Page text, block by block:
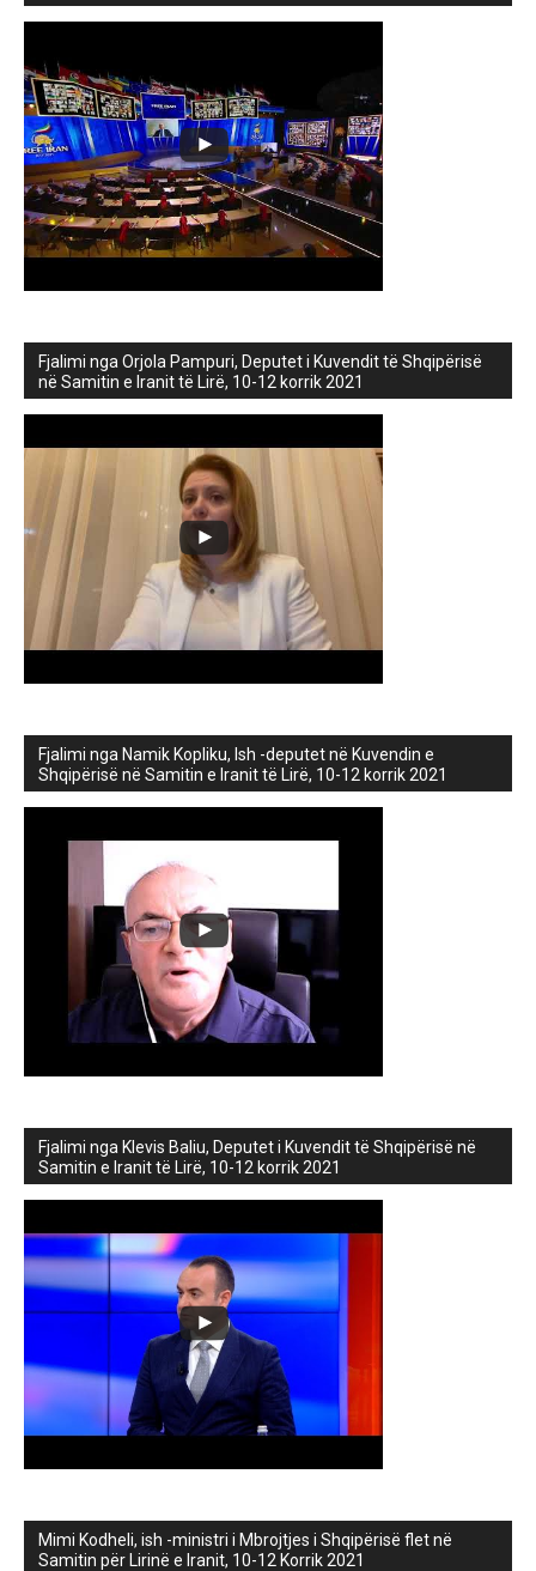
Fjalimi nga Orjola Pampuri, Deputet i Kuvendit të Shqipërisë
në Samitin e Iranit të Lirë, 10-12 korrik 2021
Fjalimi nga Namik Kopliku, Ish -deputet në Kuvendin e
Shqipërisë në Samitin e Iranit të Lirë, 10-12 korrik 2021
Fjalimi nga Klevis Baliu, Deputet i Kuvendit të Shqipërisë në
Samitin e Iranit të Lirë, 10-12 korrik 2021
Mimi Kodheli, ish -ministri i Mbrojtjes i Shqipërisë flet në
Samitin për Lirinë e Iranit, 10-12 Korrik 2021